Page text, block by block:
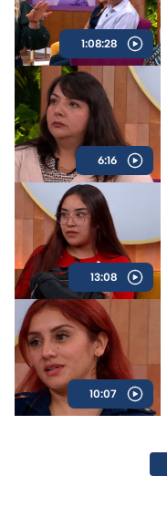
1:08:28
6:16
13:08
10:07